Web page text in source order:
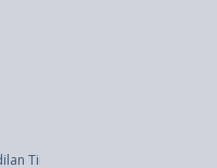
Tinggi Kupang Dan